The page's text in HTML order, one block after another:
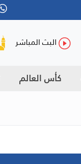
البث المباشر
كأس العالم